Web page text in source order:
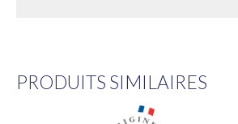
PRODUITS SIMILAIRES